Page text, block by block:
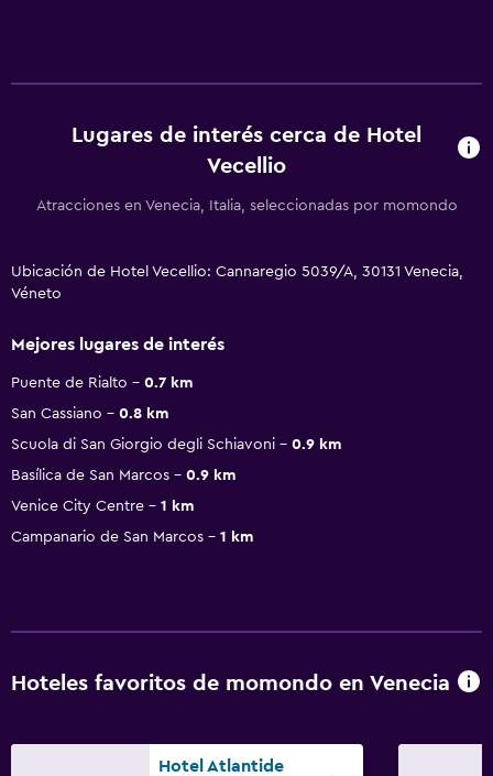
Lugares de interés cerca de Hotel
Vecellio
Atracciones en Venecia, Italia, seleccionadas por momondo
Ubicación de Hotel Vecellio: Cannaregio 5039/A, 30131 Venecia,
Véneto
Mejores lugares de interés
Puente de Rialto
0.7 km
San Cassiano
0.8 km
Scuola di San Giorgio degli Schiavoni
0.9 km
Basílica de San Marcos
0.9 km
Venice City Centre
1 km
Campanario de San Marcos
1 km
Hoteles favoritos de momondo en Venecia
Hotel Atlantide